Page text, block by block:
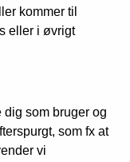
kommer til
eller i øvrigt
som bruger og
som fx at
vi